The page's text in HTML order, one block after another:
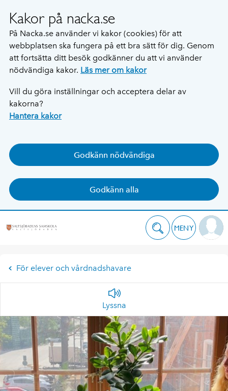
Kakor på nacka.se
På Nacka.se använder vi kakor (cookies) för att
webbplatsen ska fungera på ett bra sätt för dig. Genom
att fortsätta ditt besök godkänner du att vi använder
nödvändiga kakor. Läs mer om kakor
Vill du göra inställningar och acceptera delar av
kakorna?
Hantera kakor
Godkänn nödvändiga
Godkänn alla
MENY
För elever och vårdnadshavare
Lyssna